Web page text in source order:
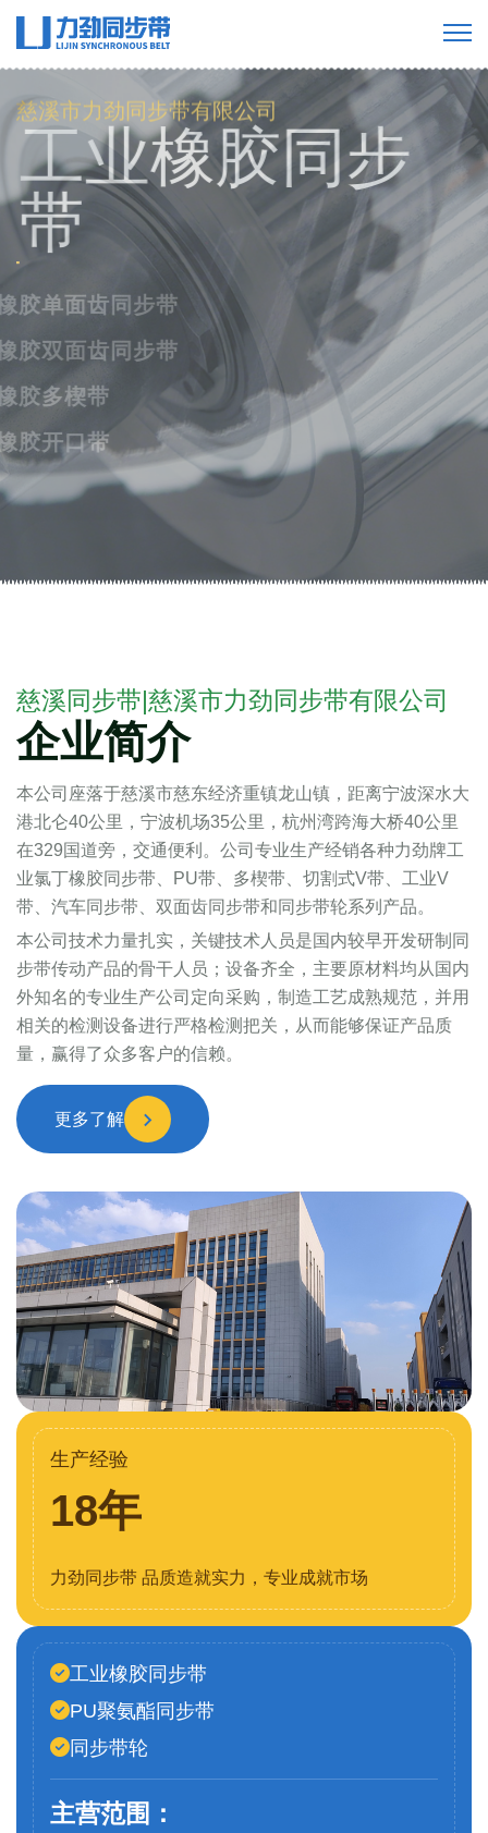
慈溪市力劲同步带有限公司
工业橡胶同步
带
橡胶单面齿同步带
橡胶双面齿同步带
橡胶多楔带
橡胶开口带
慈溪同步带|慈溪市力劲同步带有限公司
企业简介
本公司座落于慈溪市慈东经济重镇龙山镇，距离宁波深水大
港北仑40公里，宁波机场35公里，杭州湾跨海大桥40公里
在329国道旁，交通便利。公司专业生产经销各种力劲牌工
业氯丁橡胶同步带、PU带、多楔带、切割式V带、工业V
带、汽车同步带、双面齿同步带和同步带轮系列产品。
本公司技术力量扎实，关键技术人员是国内较早开发研制同
步带传动产品的骨干人员；设备齐全，主要原材料均从国内
外知名的专业生产公司定向采购，制造工艺成熟规范，并用
相关的检测设备进行严格检测把关，从而能够保证产品质
量，赢得了众多客户的信赖。
更多了解
生产经验
18年
力劲同步带 品质造就实力，专业成就市场
工业橡胶同步带
PU聚氨酯同步带
同步带轮
主营范围：